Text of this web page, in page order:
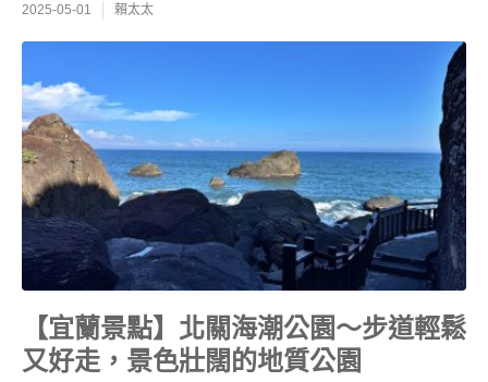
2025-05-01 賴太太
【宜蘭景點】北關海潮公園～步道輕鬆
又好走，景色壯闊的地質公園